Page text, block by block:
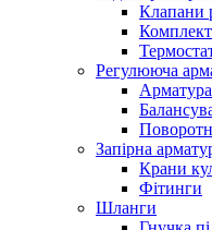
Клапани
Регулююча
Запірна
Крани
Фітинги
Шланги